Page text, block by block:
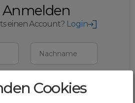
Anmelden
einen Account? Login
Nachname
Cookies